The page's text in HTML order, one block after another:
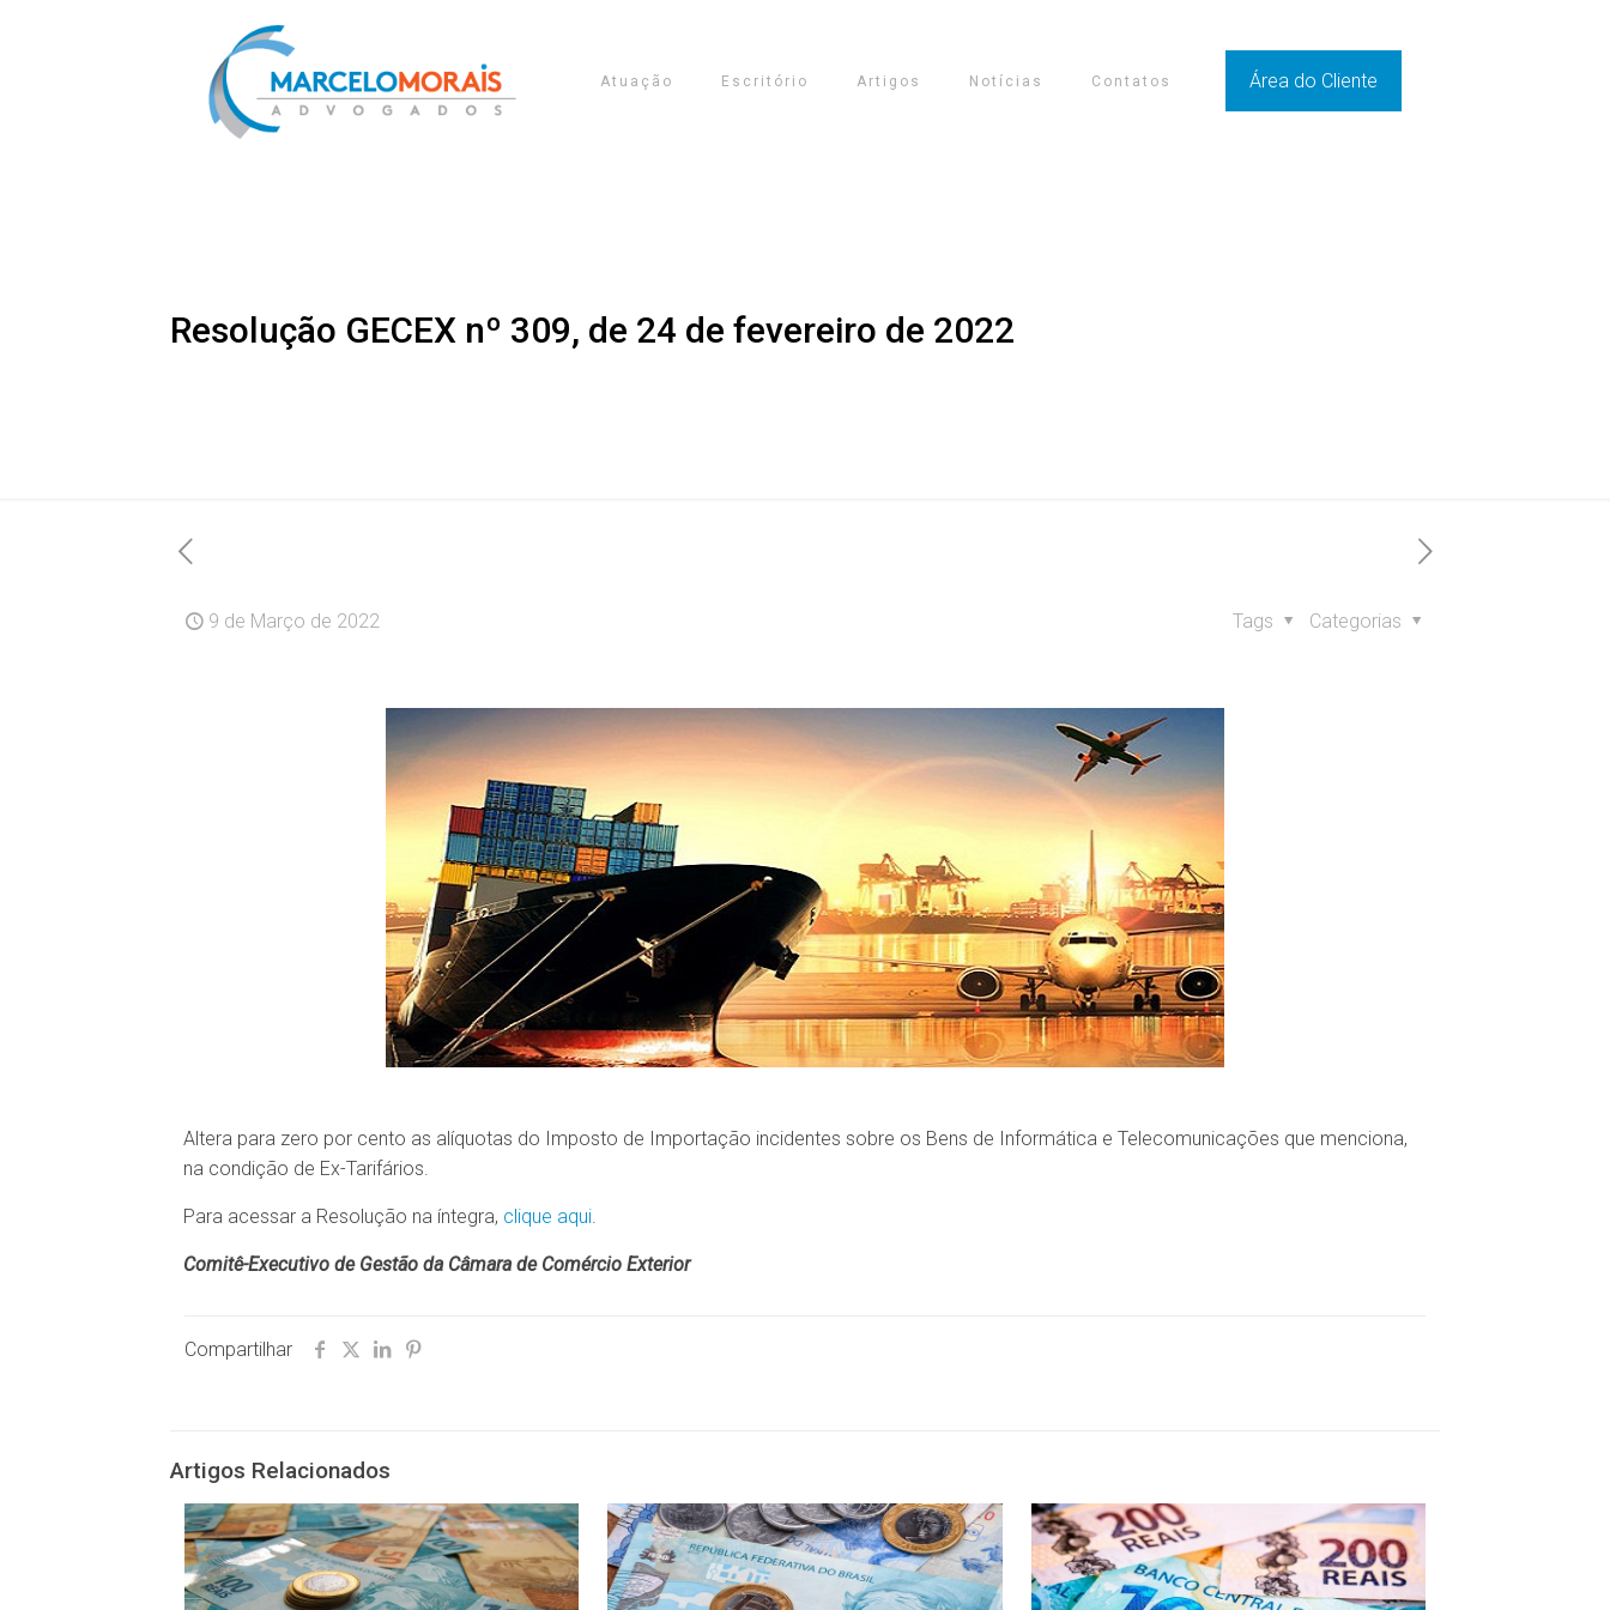
Atuação Escritório Artigos Notícias Contatos Área do Cliente
Resolução GECEX nº 309, de 24 de fevereiro de 2022
9 de Março de 2022 Categorias
Tags
Altera para zero por cento as alíquotas do Imposto de Importação incidentes sobre os Bens de Informática e Telecomunicações que menciona,
na condição de Ex-Tarifários.
Para acessar a Resolução na íntegra, clique aqui.
Comitê-Executivo de Gestão da Câmara de Comércio Exterior
Compartilhar
Artigos Relacionados